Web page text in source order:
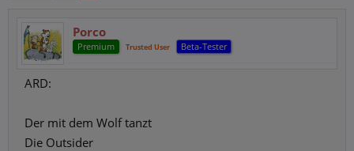
Porco
Premium Trusted User Beta-Tester
ARD:
Der mit dem Wolf tanzt
Die Outsider